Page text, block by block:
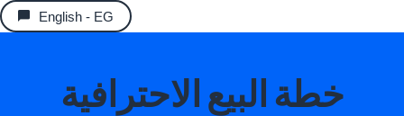
English - EG
خطة البيع الاحترافية